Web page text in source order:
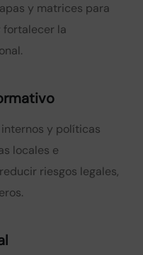
y matrices para
fortalecer la
y políticas
locales e
riesgos legales,